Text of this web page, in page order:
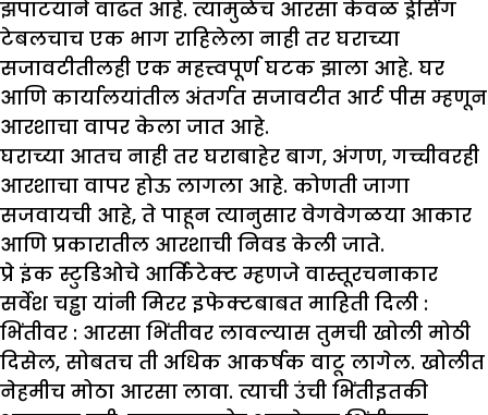
झपाटयाने वाढत आहे. त्यामुळेच आरसा केवळ ड्रेसिंग
टेबलचाच एक भाग राहिलेला नाही तर घराच्या
सजावटीतीलही एक महत्त्वपूर्ण घटक झाला आहे. घर
आणि कार्यालयांतील अंतर्गत सजावटीत आर्ट पीस म्हणून
आरशाचा वापर केला जात आहे.
घराच्या आतच नाही तर घराबाहेर बाग, अंगण, गच्चीवरही
आरशाचा वापर होऊ लागला आहे. कोणती जागा
सजवायची आहे, ते पाहून त्यानुसार वेगवेगळया आकार
आणि प्रकारातील आरशाची निवड केली जाते.
प्रे इंक स्टुडिओचे आर्किटेक्ट म्हणजे वास्तूरचनाकार
सर्वेश चड्ढा यांनी मिरर इफेक्टबाबत माहिती दिली :
भिंतीवर : आरसा भिंतीवर लावल्यास तुमची खोली मोठी
दिसेल, सोबतच ती अधिक आकर्षक वाटू लागेल. खोलीत
नेहमीच मोठा आरसा लावा. त्याची उंची भिंतीइतकी